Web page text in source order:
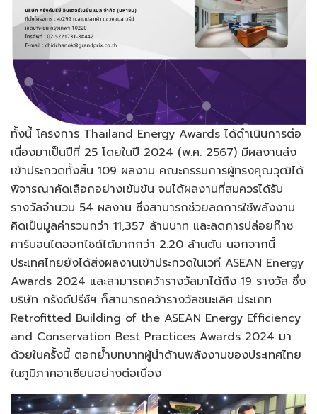
ทั้งนี้ โครงการ Thailand Energy Awards ได้ดำเนินการต่อ
เนื่องมาเป็นปีที่ 25 โดยในปี 2024 (พ.ศ. 2567) มีผลงานส่ง
เข้าประกวดทั้งสิ้น 109 ผลงาน คณะกรรมการผู้ทรงคุณวุฒิได้
พิจารณาคัดเลือกอย่างเข้มข้น จนได้ผลงานที่สมควรได้รับ
รางวัลจำนวน 54 ผลงาน ซึ่งสามารถช่วยลดการใช้พลังงาน
คิดเป็นมูลค่ารวมกว่า 11,357 ล้านบาท และลดการปล่อยก๊าซ
คาร์บอนไดออกไซด์ได้มากกว่า 2.20 ล้านตัน นอกจากนี้
ประเทศไทยยังได้ส่งผลงานเข้าประกวดในเวที ASEAN Energy
Awards 2024 และสามารถคว้ารางวัลมาได้ถึง 19 รางวัล ซึ่ง
บริษัท กรังด์ปรีซ์ฯ ก็สามารถคว้ารางวัลชนะเลิศ ประเภท
Retrofitted Building of the ASEAN Energy Efficiency
and Conservation Best Practices Awards 2024 มา
ด้วยในครั้งนี้ ตอกย้ำบทบาทผู้นำด้านพลังงานของประเทศไทย
ในภูมิภาคอาเซียนอย่างต่อเนื่อง